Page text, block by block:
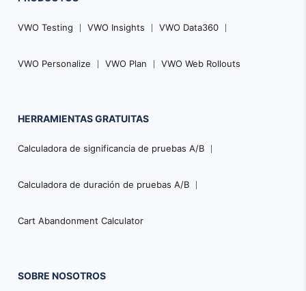
VWO Testing VWO Insights VWO Data360
VWO Personalize VWO Plan VWO Web Rollouts
HERRAMIENTAS GRATUITAS
Calculadora de significancia de pruebas A/B
Calculadora de duración de pruebas A/B
Cart Abandonment Calculator
SOBRE NOSOTROS